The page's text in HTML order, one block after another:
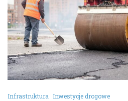
Infrastruktura Inwestycje drogowe